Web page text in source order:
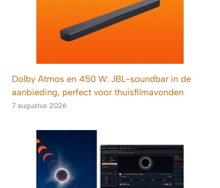
Dolby Atmos en 450 W: JBL-soundbar in de
aanbieding, perfect voor thuisfilmavonden
7 augustus 2026